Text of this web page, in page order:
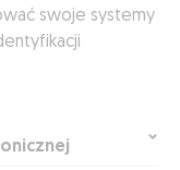
swoje systemy